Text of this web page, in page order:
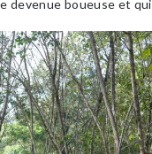
devenue boueuse et